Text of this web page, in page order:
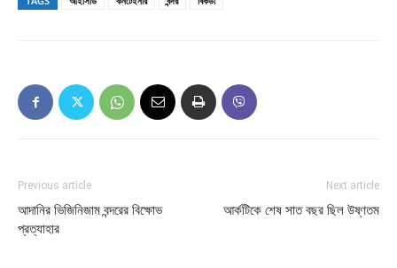
Previous article
আদানির ভিজিনিজাম বন্দরের বিক্ষোভ
প্রত্যাহার
Next article
আর্কটিকে শেষ সাত বছর ছিল উষ্ণতম